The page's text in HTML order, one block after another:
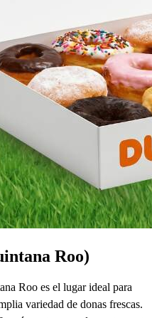
Roo)
Roo es el lugar ideal para
variedad de donas frescas.